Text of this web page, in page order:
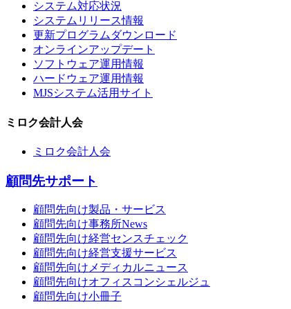
システム対応状況
システムリリース情報
更新プログラムダウンロード
オンラインアップデート
ソフトウェア運用情報
ハードウェア運用情報
MJSシステム活用サイト
ミロク会計人会
ミロク会計人会
顧問先サポート
顧問先向け製品・サービス
顧問先向け事務所News
顧問先向け経営センスチェック
顧問先向け経営支援サービス
顧問先向けメディカルニュース
顧問先向けオフィスコンシェルジュ
顧問先向け小冊子